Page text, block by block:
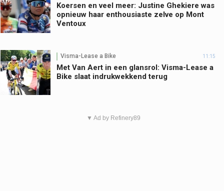
Koersen en veel meer: Justine Ghekiere was
opnieuw haar enthousiaste zelve op Mont
Ventoux
Visma-Lease a Bike 11:15
Met Van Aert in een glansrol: Visma-Lease a
Bike slaat indrukwekkend terug
▼ Ad by Refinery89